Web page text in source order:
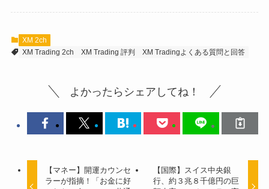
XM 2ch
XM Trading 2ch
XM Trading 評判 XM Tradingよくある質問と回答
よかったらシェアしてね！
【マネー】開運カウンセ
ラーが指摘！「お金に好
【国際】スイス中央銀
行、約３兆８千億円の巨